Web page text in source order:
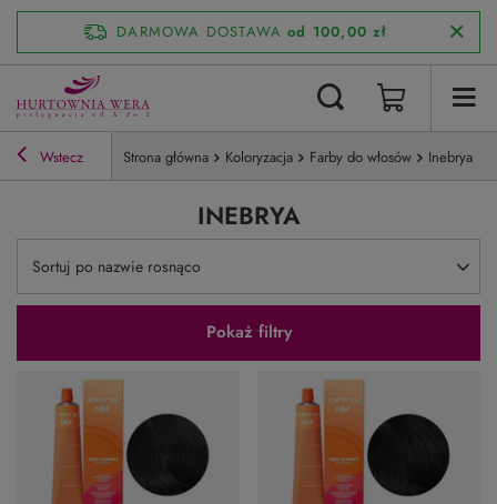
DARMOWA DOSTAWA od 100,00 zł
Wstecz Strona główna Koloryzacja Farby do włosów Inebrya
INEBRYA
Zmień sortowanie
Sortuj po nazwie rosnąco
Pokaż filtry